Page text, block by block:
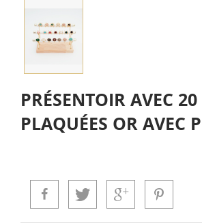
PRÉSENTOIR AVEC
PLAQUÉES OR AVEC